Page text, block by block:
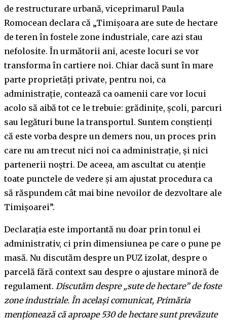
de restructurare urbană, viceprimarul Paula
Romocean declara că „Timișoara are sute de hectare
de teren în fostele zone industriale, care azi stau
nefolosite. În următorii ani, aceste locuri se vor
transforma în cartiere noi. Chiar dacă sunt în mare
parte proprietăți private, pentru noi, ca
administrație, contează ca oamenii care vor locui
acolo să aibă tot ce le trebuie: grădinițe, școli, parcuri
sau legături bune la transportul. Suntem conștienți
că este vorba despre un demers nou, un proces prin
care nu am trecut nici noi ca administrație, și nici
partenerii noștri. De aceea, am ascultat cu atenție
toate punctele de vedere și am ajustat procedura ca
să răspundem cât mai bine nevoilor de dezvoltare ale
Timișoarei”.
Declarația este importantă nu doar prin tonul ei
administrativ, ci prin dimensiunea pe care o pune pe
masă. Nu discutăm despre un PUZ izolat, despre o
parcelă fără context sau despre o ajustare minoră de
regulament. Discutăm despre „sute de hectare” de foste
zone industriale. În același comunicat, Primăria
menționează că aproape 530 de hectare sunt prevăzute